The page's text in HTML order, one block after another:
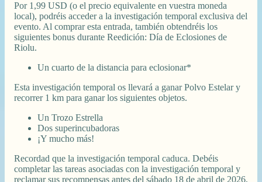
Por 1,99 USD (o el precio equivalente en vuestra moneda
local), podréis acceder a la investigación temporal exclusiva del
evento. Al comprar esta entrada, también obtendréis los
siguientes bonus durante Reedición: Día de Eclosiones de
Riolu.
Un cuarto de la distancia para eclosionar*
Esta investigación temporal os llevará a ganar Polvo Estelar y
recorrer 1 km para ganar los siguientes objetos.
Un Trozo Estrella
Dos superincubadoras
¡Y mucho más!
Recordad que la investigación temporal caduca. Debéis
completar las tareas asociadas con la investigación temporal y
reclamar sus recompensas antes del sábado 18 de abril de 2026,